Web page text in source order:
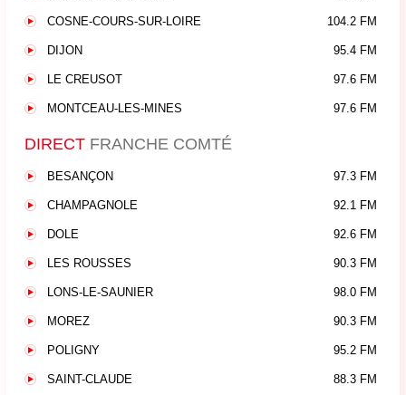
COSNE-COURS-SUR-LOIRE 104.2 FM
DIJON 95.4 FM
LE CREUSOT 97.6 FM
MONTCEAU-LES-MINES 97.6 FM
DIRECT FRANCHE COMTÉ
BESANÇON 97.3 FM
CHAMPAGNOLE 92.1 FM
DOLE 92.6 FM
LES ROUSSES 90.3 FM
LONS-LE-SAUNIER 98.0 FM
MOREZ 90.3 FM
POLIGNY 95.2 FM
SAINT-CLAUDE 88.3 FM